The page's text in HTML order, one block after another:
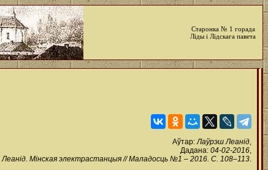
Старонка № 1 горада
Ліды і Лідскага павета
Аўтар:Лаўрэш Леанід,
Дадана: 04-02-2016,
Мінская электрастанцыя // Маладосць №1 – 2016. С. 108–113.